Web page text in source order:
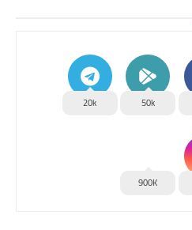
50k
20k
900K